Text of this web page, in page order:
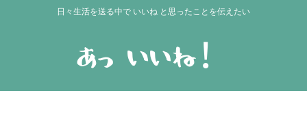
日々生活を送る中で いいね と思ったことを伝えたい